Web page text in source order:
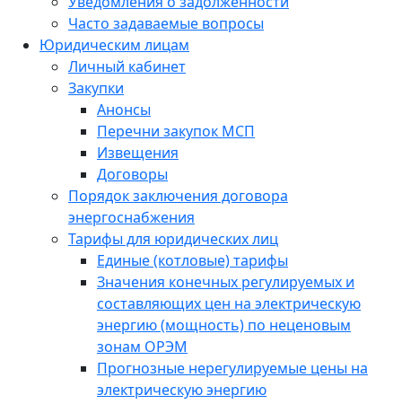
Часто задаваемые вопросы
Юридическим лицам
Личный кабинет
Закупки
Анонсы
Перечни закупок МСП
Извещения
Договоры
Порядок заключения договора
энергоснабжения
Тарифы для юридических лиц
Единые (котловые) тарифы
Значения конечных регулируемых и
составляющих цен на электрическую
энергию (мощность) по неценовым
зонам ОРЭМ
Прогнозные нерегулируемые цены на
электрическую энергию